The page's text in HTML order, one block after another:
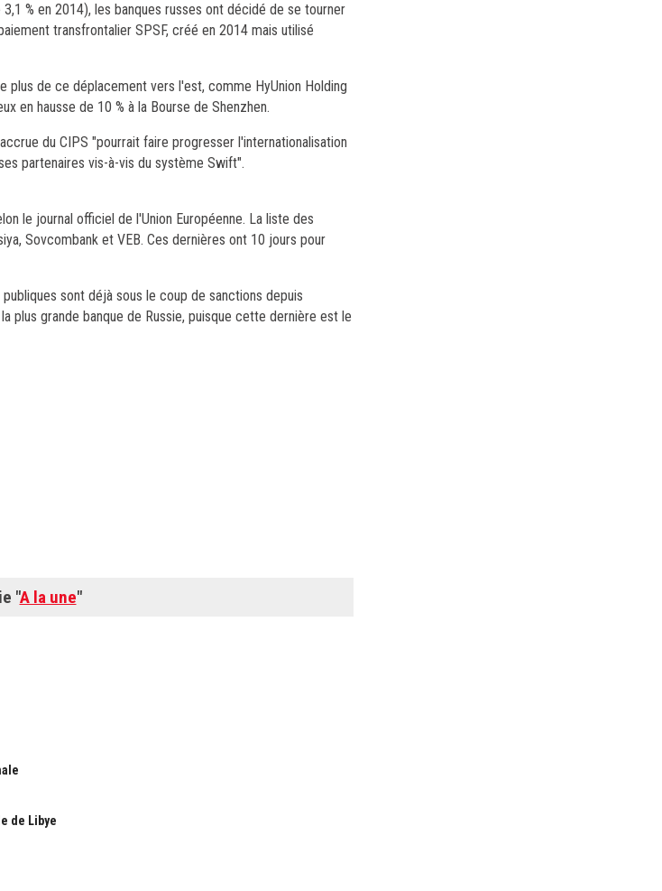
% en 2014), les banques russes ont décidé de se tourner
transfrontalier SPSF, créé en 2014 mais utilisé
de ce déplacement vers l'est, comme HyUnion Holding
en hausse de 10 % à la Bourse de Shenzhen.
du CIPS "pourrait faire progresser l'internationalisation
partenaires vis-à-vis du système Swift".
le journal officiel de l'Union Européenne. La liste des
Sovcombank et VEB. Ces dernières ont 10 jours pour
sont déjà sous le coup de sanctions depuis
plus grande banque de Russie, puisque cette dernière est le
"A la une"
de Libye